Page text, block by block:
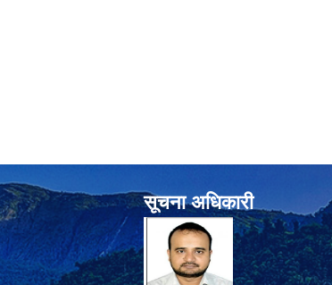
सूचना अधिकारी